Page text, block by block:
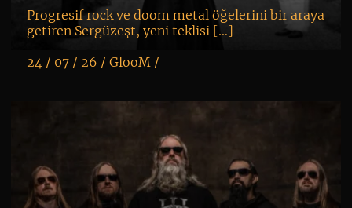
Progresif rock ve doom metal öğelerini bir araya
getiren Sergüzeşt, yeni teklisi […]
24 / 07 / 26 / GlooM/